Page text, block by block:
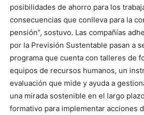
posibilidades de ahorro para los
consecuencias que conlleva para la
pensión”, sostuvo. Las compañías
por la Previsión Sustentable pasan a
programa que cuenta con talleres de
equipos de recursos humanos, un
evaluación que mide y ayuda a
una mirada sostenible en el largo
formativo para implementar acciones